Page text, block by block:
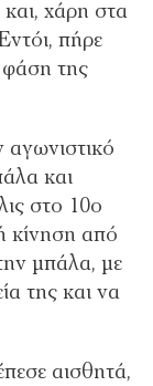
χάρη στα
πήρε
φάση της
και
στο 10ο
κίνηση από
μπάλα, με
της και να
αισθητά,